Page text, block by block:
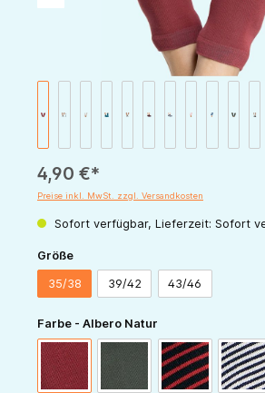
4,90 €*
Preise inkl. MwSt. zzgl. Versandkosten
Sofort verfügbar, Lieferzeit: Sofort
Größeauswählen
35/38 39/42 43/46
Farbe - Albero Natur
dunkelrot bronze-olivkirschrot-